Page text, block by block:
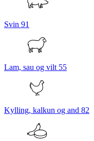
Svin 91
Lam, sau og vilt 55
Kylling, kalkun og and 82